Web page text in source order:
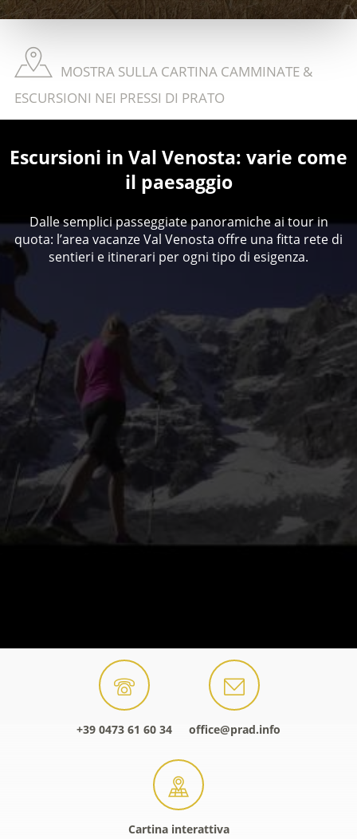
MOSTRA SULLA CARTINA CAMMINATE &
ESCURSIONI NEI PRESSI DI PRATO
Escursioni in Val Venosta: varie come
il paesaggio
Dalle semplici passeggiate panoramiche ai tour in
quota: l’area vacanze Val Venosta offre una fitta rete di
sentieri e itinerari per ogni tipo di esigenza.
+39 0473 61 60 34 office@prad.info
Cartina interattiva